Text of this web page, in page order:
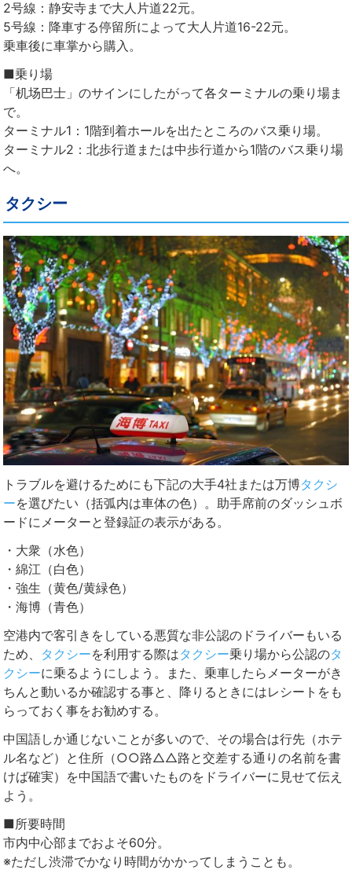
2号線：静安寺まで大人片道22元。
5号線：降車する停留所によって大人片道16-22元。
乗車後に車掌から購入。
■乗り場
「机场巴士」のサインにしたがって各ターミナルの乗り場ま
で。
ターミナル1：1階到着ホールを出たところのバス乗り場。
ターミナル2：北歩行道または中歩行道から1階のバス乗り場
へ。
タクシー
トラブルを避けるためにも下記の大手4社または万博タクシ
ーを選びたい（括弧内は車体の色）。助手席前のダッシュボ
ードにメーターと登録証の表示がある。
・大衆（水色）
・綿江（白色）
・強生（黄色/黄緑色）
・海博（青色）
空港内で客引きをしている悪質な非公認のドライバーもいる
ため、 タクシーを利用する際はタクシー乗り場から公認のタ
クシーに乗るようにしよう。また、乗車したらメーターがき
ちんと動いるか確認する事と、降りるときにはレシートをも
らっておく事をお勧めする。
中国語しか通じないことが多いので、その場合は行先（ホテ
ル名など）と住所（○○路△△路と交差する通りの名前を書
けば確実）を中国語で書いたものをドライバーに見せて伝え
よう。
■所要時間
市内中心部までおよそ60分。
※ただし渋滞でかなり時間がかかってしまうことも。